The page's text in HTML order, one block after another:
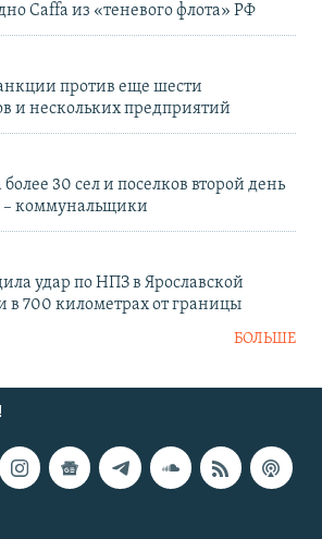
Caffa из «теневого флота» РФ
против еще шести
и нескольких предприятий
30 сел и поселков второй день
– коммунальщики
удар по НПЗ в Ярославской
в 700 километрах от границы
БОЛЬШЕ